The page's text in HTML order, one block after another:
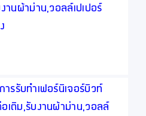
านผ้าม่าน,วอลล์เปเปอร์
รี (เรารับงานโดยตรงจาก
ารรับทำเฟอร์นิเจอร์บิวท์
เติม,รับงานผ้าม่าน,วอลล์